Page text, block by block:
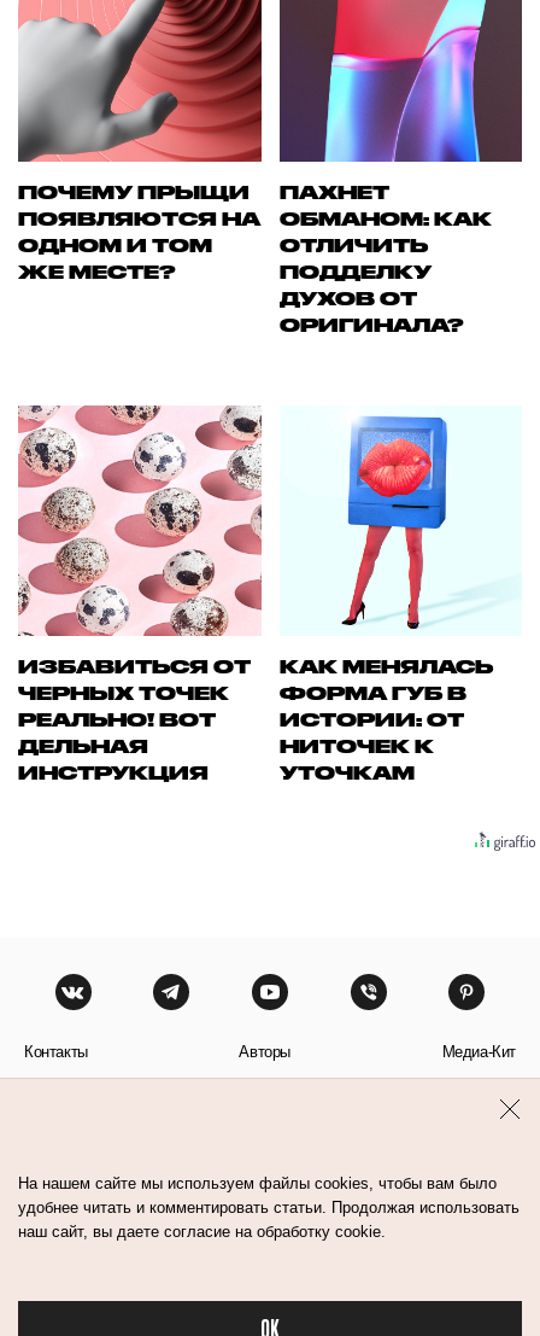
ПОЧЕМУ ПРЫЩИ
ПОЯВЛЯЮТСЯ НА
ОДНОМ И ТОМ
ЖЕ МЕСТЕ?
ПАХНЕТ
ОБМАНОМ: КАК
ОТЛИЧИТЬ
ПОДДЕЛКУ
ДУХОВ ОТ
ОРИГИНАЛА?
ИЗБАВИТЬСЯ ОТ
ЧЕРНЫХ ТОЧЕК
РЕАЛЬНО! ВОТ
ДЕЛЬНАЯ
ИНСТРУКЦИЯ
КАК МЕНЯЛАСЬ
ФОРМА ГУБ В
ИСТОРИИ: ОТ
НИТОЧЕК К
УТОЧКАМ
Контакты Авторы Медиа-Кит
На нашем сайте мы используем файлы cookies, чтобы вам было
удобнее читать и комментировать статьи. Продолжая использовать
наш сайт, вы даете согласие на обработку cookie.
OK